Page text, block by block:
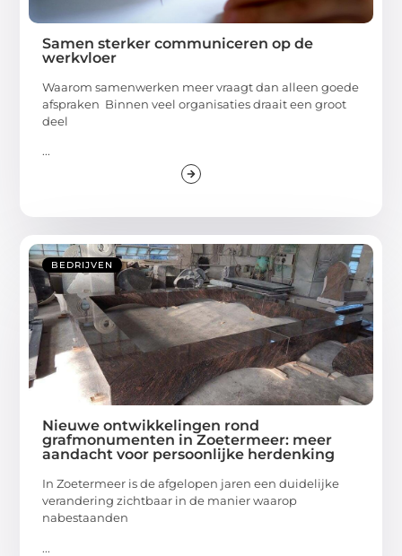
Samen sterker communiceren op de
werkvloer
Waarom samenwerken meer vraagt dan alleen goede
afspraken Binnen veel organisaties draait een groot
deel
...
BEDRIJVEN
Nieuwe ontwikkelingen rond
grafmonumenten in Zoetermeer: meer
aandacht voor persoonlijke herdenking
In Zoetermeer is de afgelopen jaren een duidelijke
verandering zichtbaar in de manier waarop
nabestaanden
...